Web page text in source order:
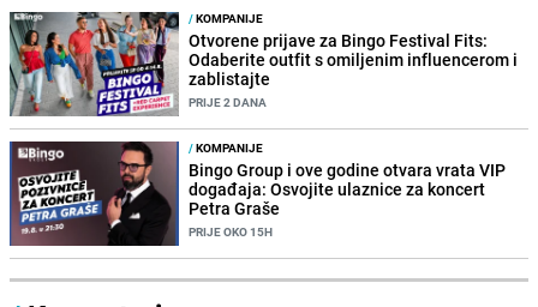
/KOMPANIJE
Otvorene prijave za Bingo Festival Fits:
Odaberite outfit s omiljenim influencerom i
zablistajte
PRIJE 2 DANA
/KOMPANIJE
Bingo Group i ove godine otvara vrata VIP
događaja: Osvojite ulaznice za koncert
Petra Graše
PRIJE OKO 15H